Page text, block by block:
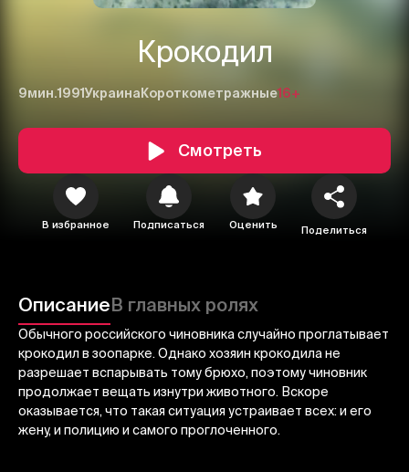
Крокодил
9мин.1991Украина Короткометражные16+
Смотреть
В избранное Подписаться Оценить Поделиться
ОписаниеВ главных ролях
Обычного российского чиновника случайно проглатывает
крокодил в зоопарке. Однако хозяин крокодила не
разрешает вспарывать тому брюхо, поэтому чиновник
продолжает вещать изнутри животного. Вскоре
оказывается, что такая ситуация устраивает всех: и его
жену, и полицию и самого проглоченного.
1 2 3